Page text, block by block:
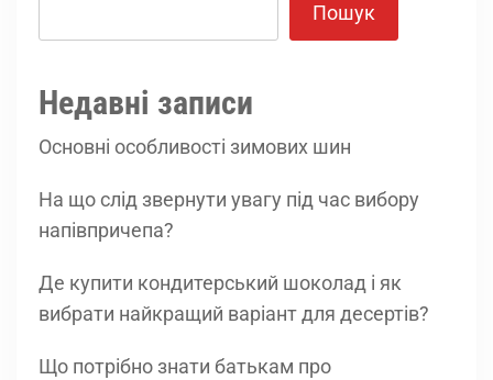
Пошук
Недавні записи
Основні особливості зимових шин
На що слід звернути увагу під час вибору
напівпричепа?
Де купити кондитерський шоколад і як
вибрати найкращий варіант для десертів?
Що потрібно знати батькам про